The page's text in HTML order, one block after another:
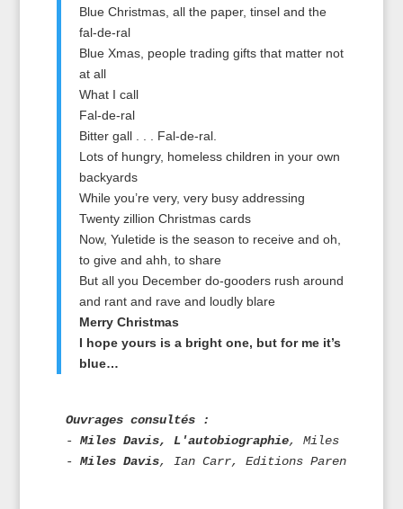
Blue Christmas, all the paper, tinsel and the
fal-de-ral
Blue Xmas, people trading gifts that matter not
at all
What I call
Fal-de-ral
Bitter gall . . . Fal-de-ral.
Lots of hungry, homeless children in your own
backyards
While you’re very, very busy addressing
Twenty zillion Christmas cards
Now, Yuletide is the season to receive and oh,
to give and ahh, to share
But all you December do-gooders rush around
and rant and rave and loudly blare
Merry Christmas
I hope yours is a bright one, but for me it’s
blue…
Ouvrages consultés :
- Miles Davis, L'autobiographie, Miles Davis
- Miles Davis